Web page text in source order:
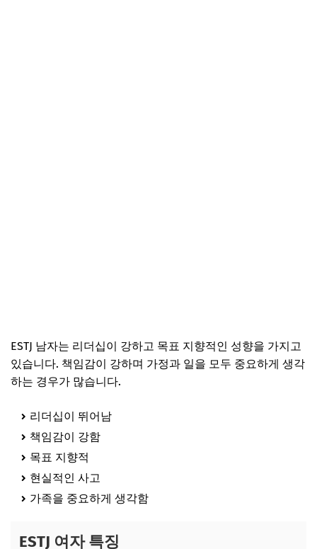
ESTJ 남자는 리더십이 강하고 목표 지향적인 성향을 가지고
있습니다. 책임감이 강하며 가정과 일을 모두 중요하게 생각
하는 경우가 많습니다.
리더십이 뛰어남
책임감이 강함
목표 지향적
현실적인 사고
가족을 중요하게 생각함
ESTJ 여자 특징